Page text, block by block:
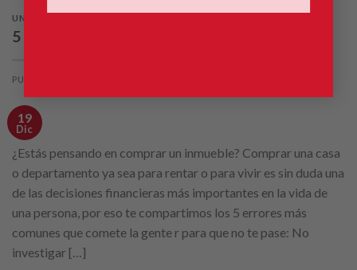
UNCATEGORIZED
5 errores comunes al comprar un inmueble
PUBLICADO EL
19
Dic
¿Estás pensando en comprar un inmueble? Comprar una casa
o departamento ya sea para rentar o para vivir es sin duda una
de las decisiones financieras más importantes en la vida de
una persona, por eso te compartimos los 5 errores más
comunes que comete la gente r para que no te pase: No
investigar […]